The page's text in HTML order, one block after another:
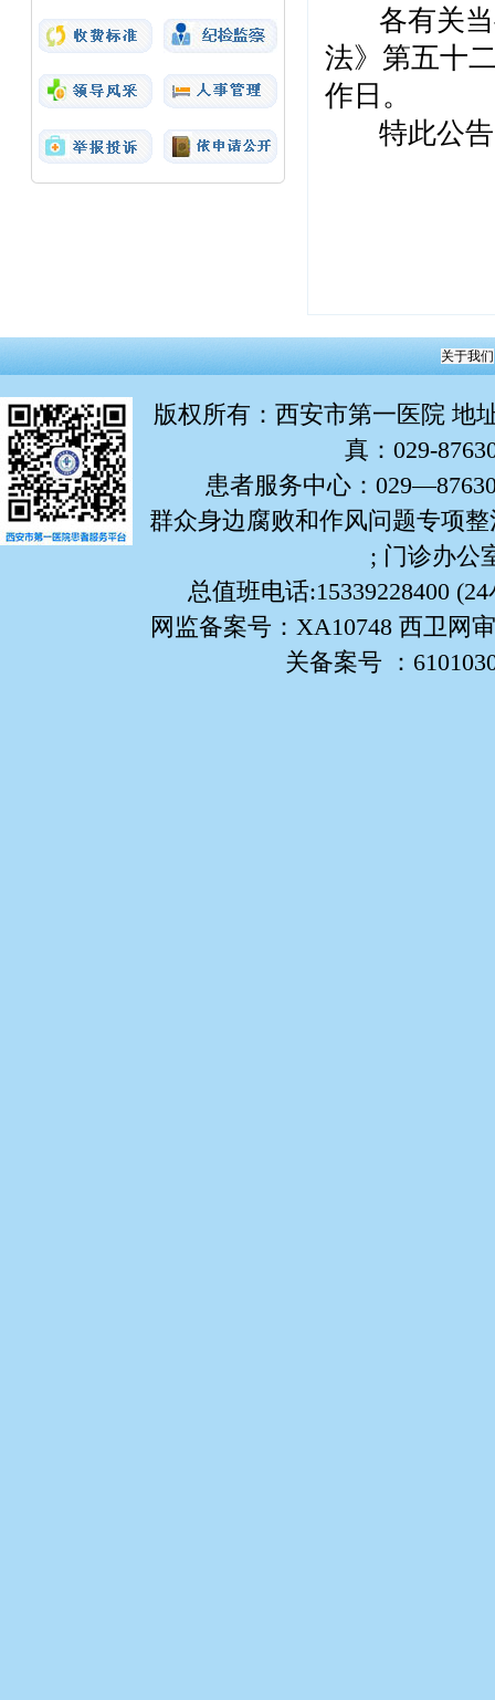
各有关当
法》第五十
作日。
特此公告
关于我们
版权所有 ：西安市第一医院 地
真：029-
患者服务中心：
群众身边腐败和作风问题专项
; 门诊办公
总值班电话:15339228400
网监备案号：XA10748 西卫网
关备案号 ：